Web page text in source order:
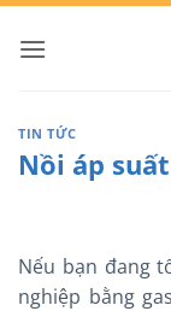
Bỏ
qua
TIN TỨC
Nồi áp
Nếu bạn đang
nghiệp bằng